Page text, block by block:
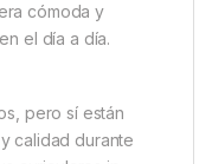
cómoda y
el día a día.
pero sí están
calidad durante